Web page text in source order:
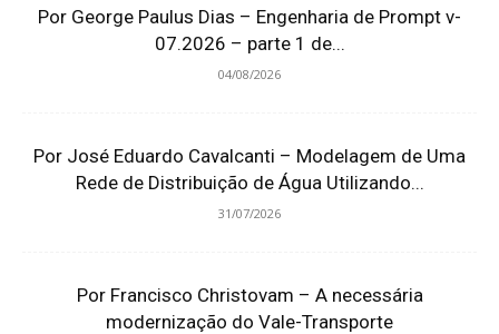
Por George Paulus Dias – Engenharia de Prompt v-
07.2026 – parte 1 de...
04/08/2026
Por José Eduardo Cavalcanti – Modelagem de Uma
Rede de Distribuição de Água Utilizando...
31/07/2026
Por Francisco Christovam – A necessária
modernização do Vale-Transporte